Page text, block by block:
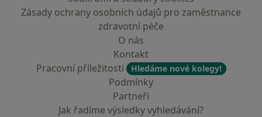
Zásady ochrany osobních údajů pro zaměstnance
zdravotní péče
O nás
Kontakt
Pracovní příležitosti
Hledáme nové kolegy!
Podmínky
Partneři
Jak řadíme výsledky vyhledávání?